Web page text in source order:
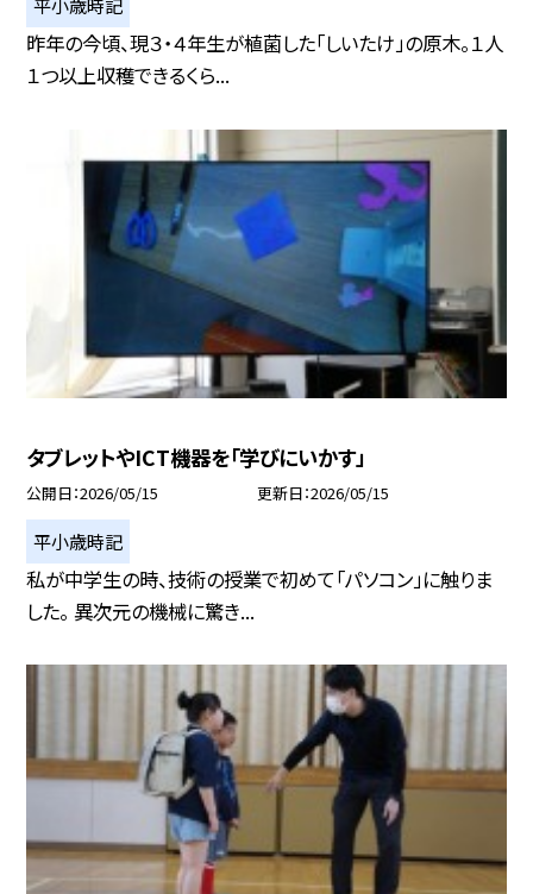
昨年の今頃、現３・４年生が植菌した「しいたけ」の原木。１人
１つ以上収穫できるくら...
タブレットやICT機器を「学びにいかす」
公開日 2026/05/15 更新日 2026/05/15
平小歳時記
私が中学生の時、技術の授業で初めて「パソコン」に触りま
した。 異次元の機械に驚き...